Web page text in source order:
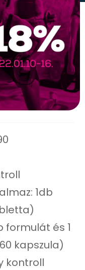
1db
és 1
kapszula)
kontroll